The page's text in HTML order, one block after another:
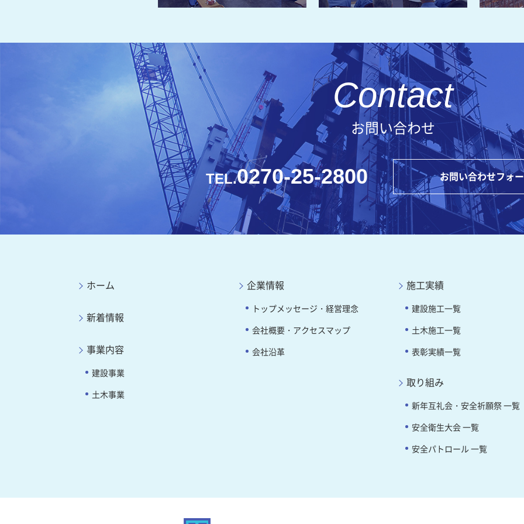
お問い合わせ
TEL.0270-25-2800 お問い合わせフォ
ホーム
新着情報
事業内容
建設事業
土木事業
企業情報
トップメッセージ・経営理念
会社概要・アクセスマップ
会社沿革
施工実績
建設施工一覧
土木施工一覧
表彰実績一覧
取り組み
新年互礼会・安全祈願祭 一覧
安全衛生大会 一覧
安全パトロール 一覧